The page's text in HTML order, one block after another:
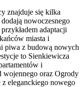
znajduje się kilka
nowoczesnego
adaptacji
miasta i
piwa z budową nowych
to Sienkiewicza
i
wojennego oraz Ogrody
z eleganckiego nowego